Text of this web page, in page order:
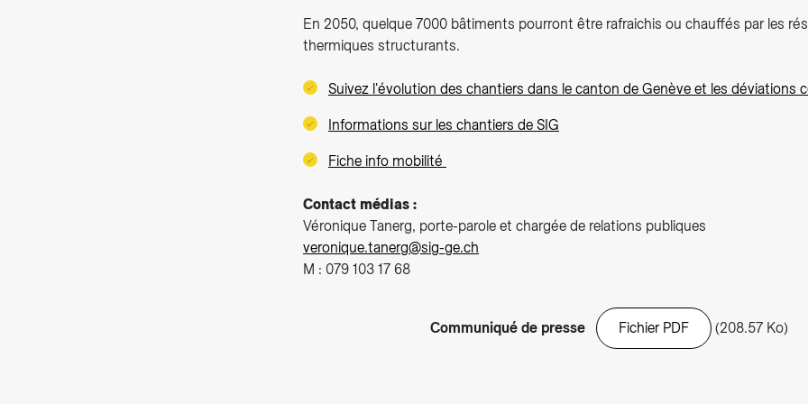
En 2050, quelque 7000 bâtiments pourront être rafraichis ou chauffés par les
thermiques structurants.
Suivez l'évolution des chantiers dans le canton de Genève et les déviations
Informations sur les chantiers de SIG
Fiche info mobilité
Contact médias :
Véronique Tanerg, porte-parole et chargée de relations publiques
veronique.tanerg@sig-ge.ch
M : 079 103 17 68
Communiqué de presse Fichier PDF (208.57 Ko)